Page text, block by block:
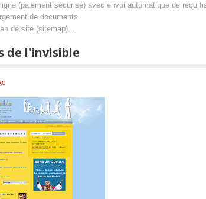
(paiement sécurisé) avec envoi automatique de reçu
de documents.
de site (sitemap)...
de l'invisible